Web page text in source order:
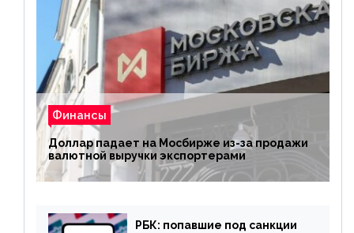
Финансы
Доллар падает на Мосбирже из-за продажи
валютной выручки экспортерами
РБК: попавшие под санкции